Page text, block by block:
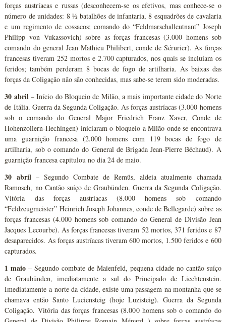
forças austríacas e russas (desconhecem-se os efetivos, mas conhece-se o
número de unidades: 8 ½ batalhões de infantaria, 8 esquadrões de cavalaria
e um regimento de cossacos; comando do “Feldmarschalleutnant” Joseph
Philipp von Vukassovich) sobre as forças francesas (3.000 homens sob
comando do general Jean Mathieu Philibert, conde de Sérurier). As forças
francesas tiveram 252 mortos e 2.700 capturados, nos quais se incluíam os
feridos; também perderam 8 bocas de fogo de artilharia. As baixas das
forças da Coligação não são conhecidas, mas sabe-se terem sido moderadas.
30 abril– Início do Bloqueio de Milão, a mais importante cidade do Norte
de Itália. Guerra da Segunda Coligação. As forças austríacas (3.000 homens
sob o comando do General Major Friedrich Franz Xaver, Conde de
Hohenzollern-Hechingen) iniciaram o bloqueio a Milão onde se encontrava
uma guarnição francesa (2.000 homens com 119 bocas de fogo de
artilharia, sob o comando do General de Brigada Jean-Pierre Béchaud). A
guarnição francesa capitulou no dia 24 de maio.
30 abril– Segundo Combate de Remüs, aldeia atualmente chamada
Ramosch, no Cantão suíço de Graubünden. Guerra da Segunda Coligação.
Vitória das forças austríacas (8.000 homens sob comando
“Feldzeugmeister” Heinrich Joseph Johannes, conde de Bellegarde) sobre as
forças francesas (4.000 homens sob comando do General de Divisão Jean
Jacques Lecourbe). As forças francesas tiveram 52 mortos, 371 feridos e 87
desaparecidos. As forças austríacas tiveram 600 mortos, 1.500 feridos e 600
capturados.
1 maio – Segundo combate de Maienfeld, pequena cidade no cantão suíço
de Graubünden, imediatamente a sul do Principado de Liechtenstein.
Imediatamente a norte da cidade, existe uma passagem na montanha que se
chamava então Santo Luciensteig (hoje Luzisteig). Guerra da Segunda
Coligação. Vitória das forças francesas (8.000 homens sob o comando do